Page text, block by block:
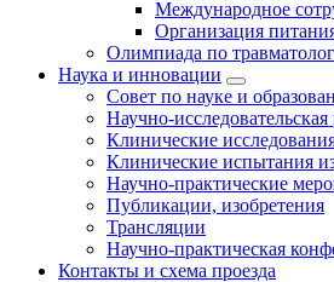
Международное
Организация
Олимпиада по
Наука и инновации
Совет по науке и
Научно-исследовательская
Клинические
Клинические испытания
Научно-практические
Публикации, изобретения
Трансляции
Научно-практическая
Контакты и схема проезда